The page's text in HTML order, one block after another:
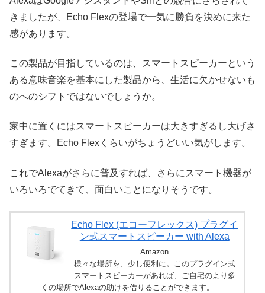
きましたが、Echo Flexの登場で一気に勝負を決めに来た
感があります。
この製品が目指しているのは、スマートスピーカーという
ある意味音楽を基本にした製品から、生活に欠かせないも
のへのシフトではないでしょうか。
家中に置くにはスマートスピーカーは大きすぎるし大げさ
すぎます。Echo Flexくらいがちょうどいい気がします。
これでAlexaがさらに普及すれば、さらにスマート機器が
いろいろでてきて、面白いことになりそうです。
Echo Flex (エコーフレックス) プラグイ
ン式スマートスピーカー with Alexa
Amazon
様々な場所を、少し便利に。このプラグイン式
スマートスピーカーがあれば、ご自宅のより多
くの場所でAlexaの助けを借りることができます。